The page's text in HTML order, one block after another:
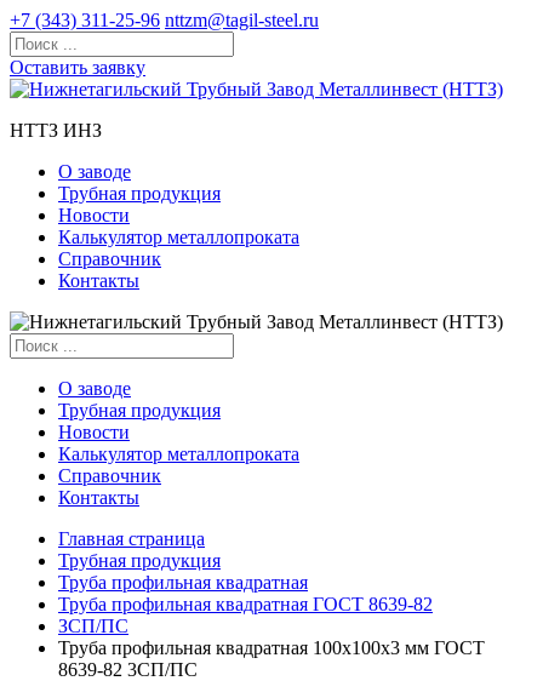
+7 (343) 311-25-96 nttzm@tagil-steel.ru
Оставить заявку
НТТЗ ИНЗ
О заводе
Трубная продукция
Новости
Калькулятор металлопроката
Справочник
Контакты
О заводе
Трубная продукция
Новости
Калькулятор металлопроката
Справочник
Контакты
Главная страница
Трубная продукция
Труба профильная квадратная
Труба профильная квадратная ГОСТ 8639-82
ЗСП/ПС
Труба профильная квадратная 100x100x3 мм ГОСТ
8639-82 3СП/ПС